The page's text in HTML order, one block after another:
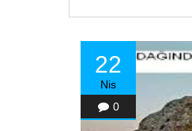
22
Nis
0